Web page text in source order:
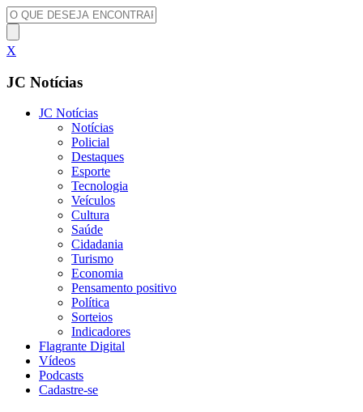
X
JC Notícias
JC Notícias
Notícias
Policial
Destaques
Esporte
Tecnologia
Veículos
Cultura
Saúde
Cidadania
Turismo
Economia
Pensamento positivo
Política
Sorteios
Indicadores
Flagrante Digital
Vídeos
Podcasts
Cadastre-se